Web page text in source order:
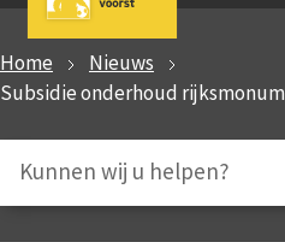
Home
Nieuws
Subsidie onderhoud